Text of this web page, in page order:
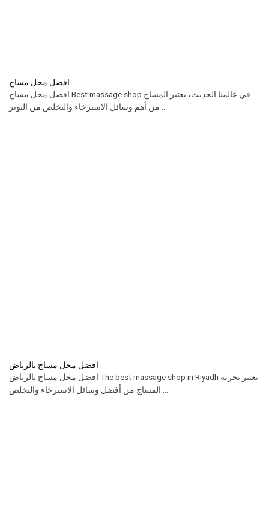
افضل محل مساج
افضل محل مساج Best massage shop في عالمنا الحديث، يعتبر المساج
من أهم وسائل الاسترخاء والتخلص من التوتر ...
افضل محل مساج بالرياض
افضل محل مساج بالرياض The best massage shop in Riyadh تعتبر تجربة
المساج من أفضل وسائل الاسترخاء والتخلص ...